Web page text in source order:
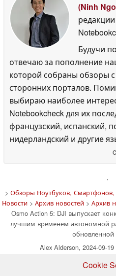
(Ninh
редакции
Будучи
отвечаю за пополнение
которой собраны обзоры
сторонних порталов.
выбираю наиболее
Notebookcheck для их
французский, испанский,
нидерландский и другие
'
> Обзоры Ноутбуков,
Новости> Архив новостей> Архив
Osmo Action 5: DJI выпускает
лучшим временем автономной
Alex Alderson, 2024-09-
Cookie